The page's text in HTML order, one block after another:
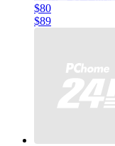
$80
$89